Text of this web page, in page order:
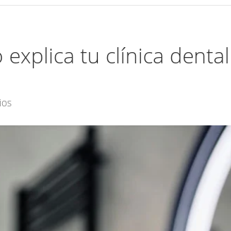
explica tu clínica dental